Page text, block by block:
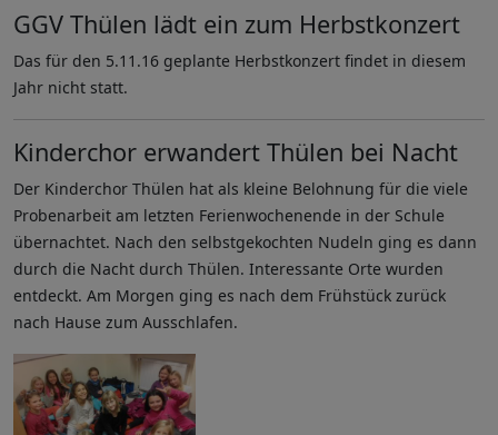
GGV Thülen lädt ein zum Herbstkonzert
Das für den 5.11.16 geplante Herbstkonzert findet in diesem
Jahr nicht statt.
Kinderchor erwandert Thülen bei Nacht
Der Kinderchor Thülen hat als kleine Belohnung für die viele
Probenarbeit am letzten Ferienwochenende in der Schule
übernachtet. Nach den selbstgekochten Nudeln ging es dann
durch die Nacht durch Thülen. Interessante Orte wurden
entdeckt. Am Morgen ging es nach dem Frühstück zurück
nach Hause zum Ausschlafen.